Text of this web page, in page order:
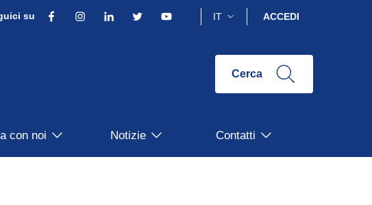
su FacebookInstagramLinkedinTwitter IT ACCEDI
Cerca
con noi Notizie Contatti